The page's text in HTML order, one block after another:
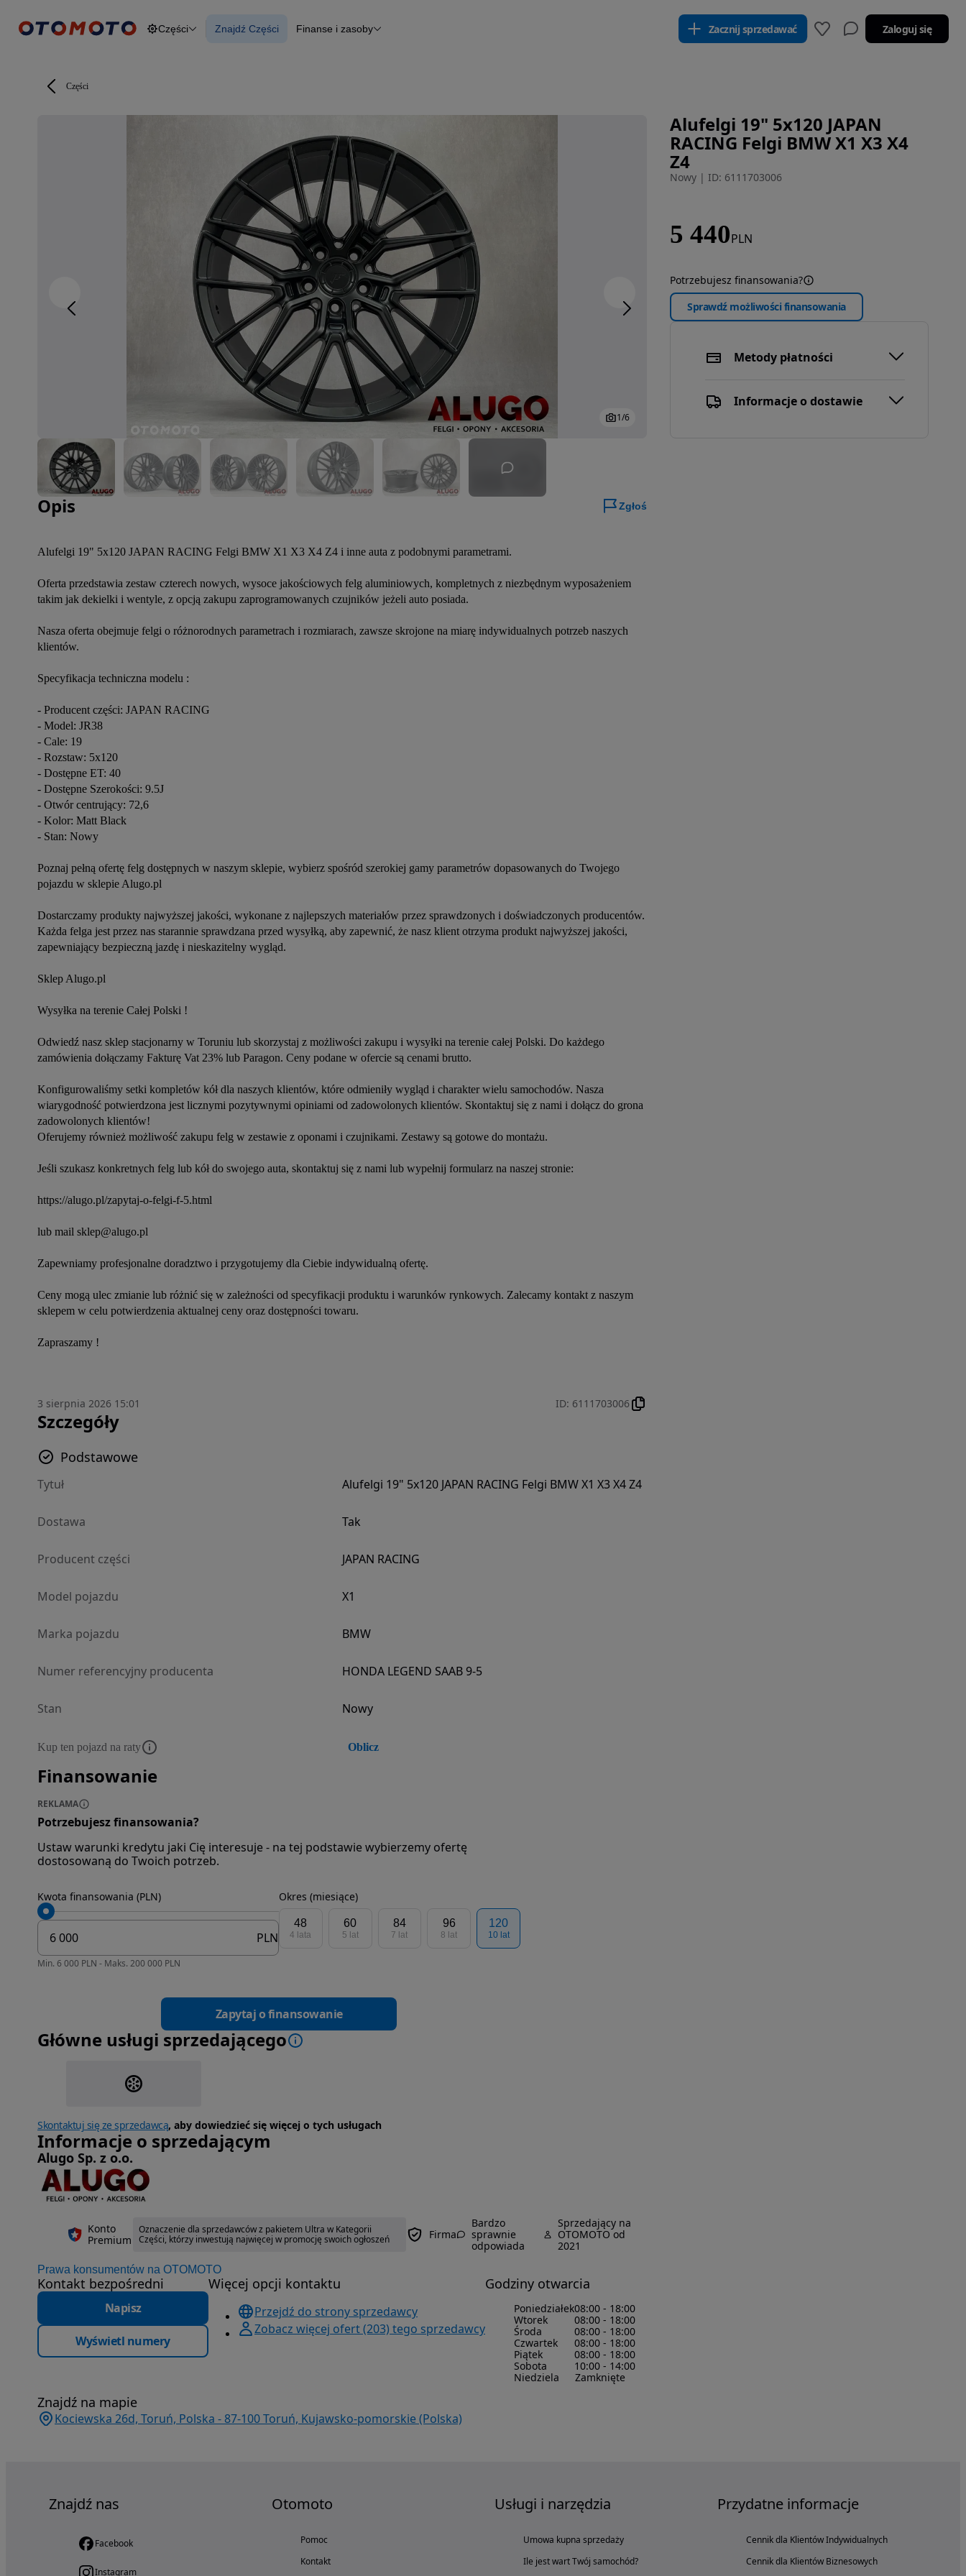
Osobowe
Części Znajdź Części Finanse i zasoby Zacznij sprzedawać Zaloguj się
Części
Alufelgi 19" 5x120 JAPAN
RACING Felgi BMW X1 X3 X4
Z4
Nowy | ID: 6111703006
5 440PLN
Potrzebujesz finansowania?
Sprawdź możliwości finansowania
Metody płatności
Informacje o dostawie
Zdjęcie 1 z 6
1/6
Opis Zgłoś
Alufelgi 19" 5x120 JAPAN RACING Felgi BMW X1 X3 X4 Z4 i inne auta z podobnymi parametrami.
Oferta przedstawia zestaw czterech nowych, wysoce jakościowych felg aluminiowych, kompletnych z niezbędnym wyposażeniem
takim jak dekielki i wentyle, z opcją zakupu zaprogramowanych czujników jeżeli auto posiada.
Nasza oferta obejmuje felgi o różnorodnych parametrach i rozmiarach, zawsze skrojone na miarę indywidualnych potrzeb naszych
klientów.
Specyfikacja techniczna modelu :
- Producent części: JAPAN RACING
- Model: JR38
- Cale: 19
- Rozstaw: 5x120
- Dostępne ET: 40
- Dostępne Szerokości: 9.5J
- Otwór centrujący: 72,6
- Kolor: Matt Black
- Stan: Nowy
Poznaj pełną ofertę felg dostępnych w naszym sklepie, wybierz spośród szerokiej gamy parametrów dopasowanych do Twojego
pojazdu w sklepie Alugo.pl
Dostarczamy produkty najwyższej jakości, wykonane z najlepszych materiałów przez sprawdzonych i doświadczonych producentów.
Każda felga jest przez nas starannie sprawdzana przed wysyłką, aby zapewnić, że nasz klient otrzyma produkt najwyższej jakości,
zapewniający bezpieczną jazdę i nieskazitelny wygląd.
Sklep Alugo.pl
Wysyłka na terenie Całej Polski !
Odwiedź nasz sklep stacjonarny w Toruniu lub skorzystaj z możliwości zakupu i wysyłki na terenie całej Polski. Do każdego
zamówienia dołączamy Fakturę Vat 23% lub Paragon. Ceny podane w ofercie są cenami brutto.
Konfigurowaliśmy setki kompletów kół dla naszych klientów, które odmieniły wygląd i charakter wielu samochodów. Nasza
wiarygodność potwierdzona jest licznymi pozytywnymi opiniami od zadowolonych klientów. Skontaktuj się z nami i dołącz do grona
zadowolonych klientów!
Oferujemy również możliwość zakupu felg w zestawie z oponami i czujnikami. Zestawy są gotowe do montażu.
Jeśli szukasz konkretnych felg lub kół do swojego auta, skontaktuj się z nami lub wypełnij formularz na naszej stronie:
https://alugo.pl/zapytaj-o-felgi-f-5.html
lub mail sklep@alugo.pl
Zapewniamy profesjonalne doradztwo i przygotujemy dla Ciebie indywidualną ofertę.
Ceny mogą ulec zmianie lub różnić się w zależności od specyfikacji produktu i warunków rynkowych. Zalecamy kontakt z naszym
sklepem w celu potwierdzenia aktualnej ceny oraz dostępności towaru.
Zapraszamy !
3 sierpnia 2026 15:01 ID: 6111703006
Szczegóły
Podstawowe
Tytuł Alufelgi 19" 5x120 JAPAN RACING Felgi BMW X1 X3 X4 Z4
Dostawa Tak
Producent części JAPAN RACING
Model pojazdu X1
Marka pojazdu BMW
Numer referencyjny producenta HONDA LEGEND SAAB 9-5
Stan Nowy
Kup ten pojazd na raty Oblicz
Finansowanie
REKLAMA
Potrzebujesz finansowania?
Ustaw warunki kredytu jaki Cię interesuje - na tej podstawie wybierzemy ofertę
dostosowaną do Twoich potrzeb.
Kwota finansowania (PLN)
PLN
Min. 6 000 PLN - Maks. 200 000 PLN
Okres (miesiące)
48
4 lata
60
5 lat
84
7 lat
96
8 lat
120
10 lat
Zapytaj o finansowanie
Główne usługi sprzedającego
Skontaktuj się ze sprzedawcą, aby dowiedzieć się więcej o tych usługach
Informacje o sprzedającym
Alugo Sp. z o.o.
Konto
Premium
Oznaczenie dla sprzedawców z pakietem Ultra w Kategorii
Części, którzy inwestują najwięcej w promocję swoich ogłoszeń
Firma
Bardzo
sprawnie
odpowiada
Sprzedający na
OTOMOTO od
2021
Prawa konsumentów na OTOMOTO
Kontakt bezpośredni
Napisz
Wyświetl numery
Więcej opcji kontaktu
Przejdź do strony sprzedawcy
Zobacz więcej ofert (203) tego sprzedawcy
Godziny otwarcia
Poniedziałek08:00 - 18:00
Wtorek
08:00 - 18:00
Środa
08:00 - 18:00
Czwartek
08:00 - 18:00
Piątek
08:00 - 18:00
Sobota
10:00 - 14:00
Niedziela
Zamknięte
Znajdź na mapie
Kociewska 26d, Toruń, Polska - 87-100 Toruń, Kujawsko-pomorskie (Polska)
Znajdź nas
Facebook
Instagram
Otomoto
Pomoc
Kontakt
Usługi i narzędzia
Umowa kupna sprzedaży
Ile jest wart Twój samochód?
Przydatne informacje
Cennik dla Klientów Indywidualnych
Cennik dla Klientów Biznesowych